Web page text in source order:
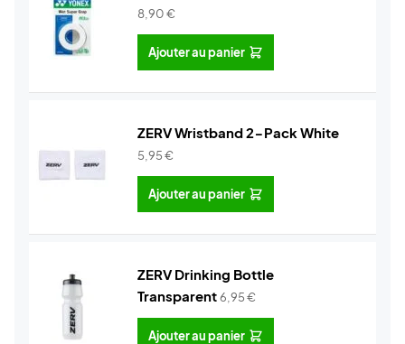
8,90€
Ajouter au panier
ZERV Wristband 2-Pack White
5,95€
Ajouter au panier
ZERV Drinking Bottle
Transparent6,95€
Ajouter au panier